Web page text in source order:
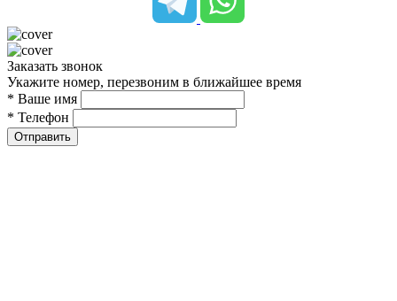
Заказать звонок
Укажите номер, перезвоним в ближайшее время
* Ваше имя
* Телефон
Отправить